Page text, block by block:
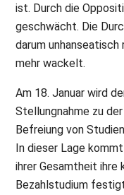
ist. Durch die
geschwächt. Die
darum
mehr wackelt.
Am 18. Januar wird
Stellungnahme zu
Befreiung von
In dieser Lage
ihrer Gesamtheit ihre
Bezahlstudium